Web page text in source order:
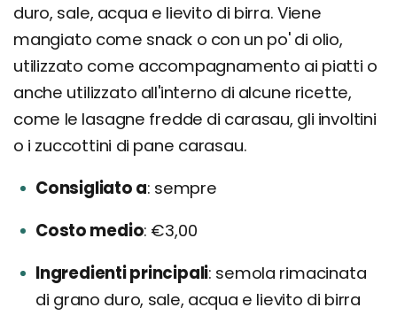
duro, sale, acqua e lievito di birra. Viene
mangiato come snack o con un po' di olio,
utilizzato come accompagnamento ai piatti o
anche utilizzato all'interno di alcune ricette,
come le lasagne fredde di carasau, gli involtini
o i zuccottini di pane carasau.
Consigliato a sempre
Costo medio €3,00
Ingredienti principali semola rimacinata
di grano duro, sale, acqua e lievito di birra